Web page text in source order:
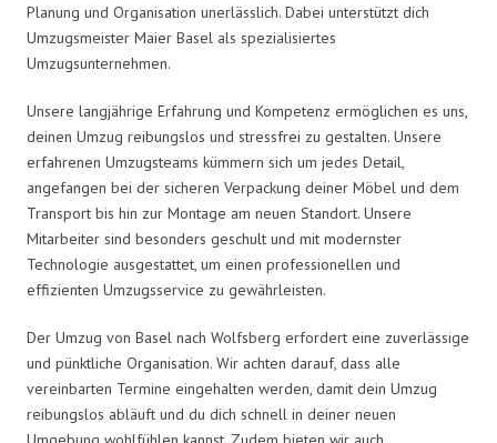
Planung und Organisation unerlässlich. Dabei unterstützt dich
Umzugsmeister Maier Basel als spezialisiertes
Umzugsunternehmen.
Unsere langjährige Erfahrung und Kompetenz ermöglichen es uns,
deinen Umzug reibungslos und stressfrei zu gestalten. Unsere
erfahrenen Umzugsteams kümmern sich um jedes Detail,
angefangen bei der sicheren Verpackung deiner Möbel und dem
Transport bis hin zur Montage am neuen Standort. Unsere
Mitarbeiter sind besonders geschult und mit modernster
Technologie ausgestattet, um einen professionellen und
effizienten Umzugsservice zu gewährleisten.
Der Umzug von Basel nach Wolfsberg erfordert eine zuverlässige
und pünktliche Organisation. Wir achten darauf, dass alle
vereinbarten Termine eingehalten werden, damit dein Umzug
reibungslos abläuft und du dich schnell in deiner neuen